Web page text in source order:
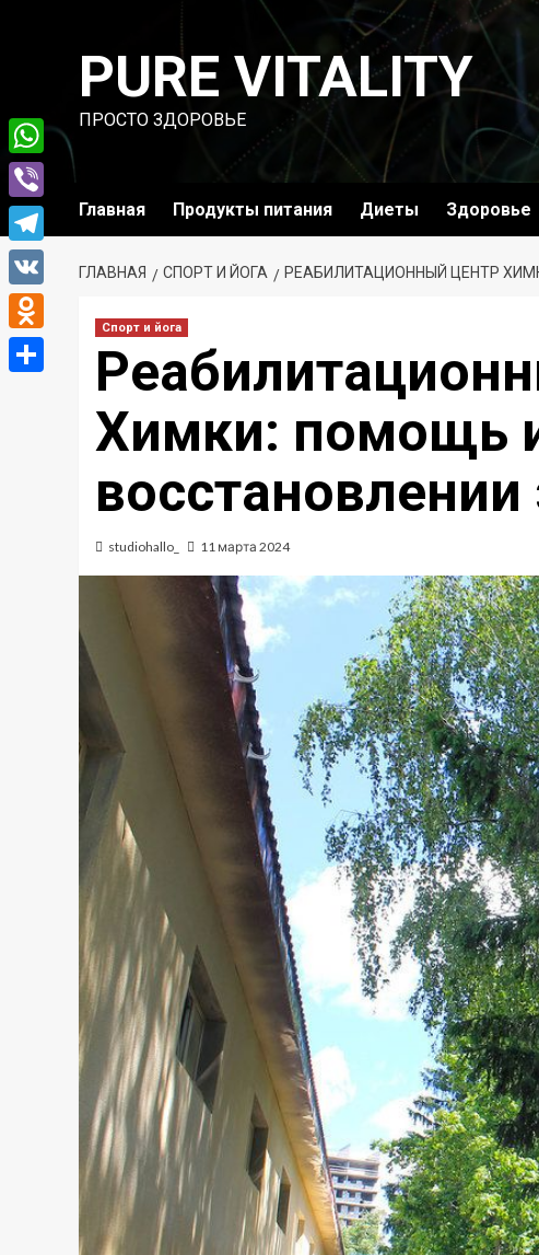
содержимомуPURE VITALITY
ПРОСТО ЗДОРОВЬЕ
Главная Продукты питания Диеты Здоровье
ГЛАВНАЯ СПОРТ И ЙОГА РЕАБИЛИТАЦИОННЫЙ ЦЕНТР
Спорт и йога
Химки: помощь
studiohallo_ 11 марта 2024
WhatsApp
Viber
Telegram
VK
Odnoklassniki
Отправить